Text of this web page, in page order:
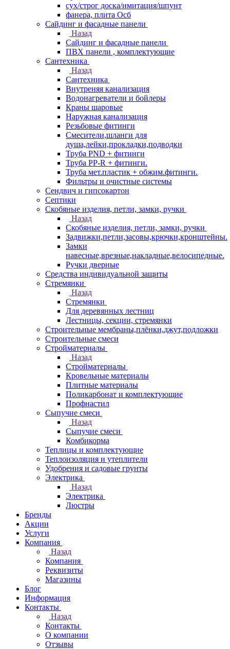
сух/строг доска/имитация/шпунт
фанера, плита Осб
Сайдинг и фасадные панели
Назад
Сайдинг и фасадные панели
ПВХ панели , комплектующие
Сантехника
Назад
Сантехника
Внутреняя канализация
Водонагреватели и бойлеры
Краны шаровые
Наружная канализация
Резьбовые фитинги
Смесители,шланги для
душа,лейки,прокладки,подводки
Труба PND + фитинги
Труба PP-R + фитинги.
Труба мет.пластик + обжим.фитинги.
Фильтры и очистные системы
Сендвич и гипсокартон
Септики
Скобяные изделия, петли, замки, ручки
Назад
Скобяные изделия, петли, замки, ручки
Задвижки,петли,засовы,крючки,кронштейны.
Замки
навесные,врезные,накладные,велосипедные.
Ручки дверные
Средства индивидуальной защиты
Стремянки
Назад
Стремянки
Для деревянных лестниц
Лестницы, секции, стремянки
Строительные мембраны,плёнки,джут,подложки
Строительные смеси
Стройматериалы
Назад
Стройматериалы
Кровельные материалы
Плитные материалы
Поликарбонат и комплектующие
Профнастил
Сыпучие смеси
Назад
Сыпучие смеси
Комбикорма
Теплицы и комплектующие
Теплоизоляция и утеплители
Удобрения и садовые грунты
Электрика
Назад
Электрика
Люстры
Бренды
Акции
Услуги
Компания
Назад
Компания
Реквизиты
Магазины
Блог
Информация
Контакты
Назад
Контакты
О компании
Отзывы